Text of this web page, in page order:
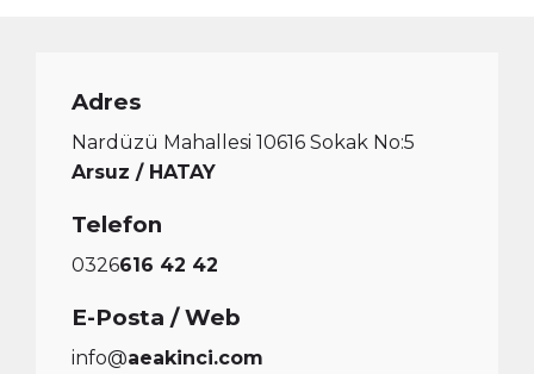
Adres
Nardüzü Mahallesi 10616 Sokak No:5
Arsuz / HATAY
Telefon
0326616 42 42
E-Posta / Web
info@aeakinci.com